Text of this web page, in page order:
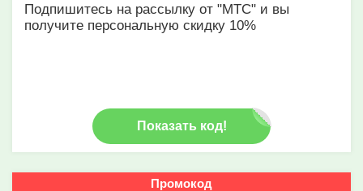
Подпишитесь на рассылку от "МТС" и вы
получите персональную скидку 10%
Показать код!
Промокод